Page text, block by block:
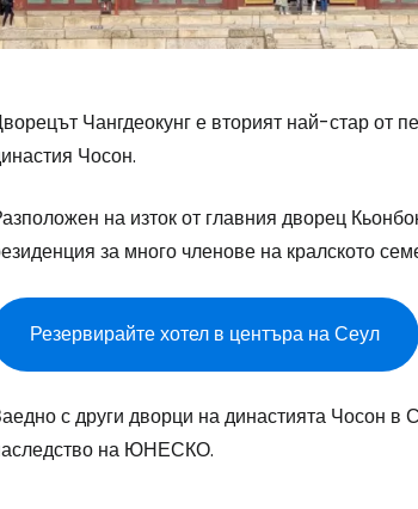
Чангдеокунг е вторият най-стар от
Чосон.
на изток от главния дворец
за много членове на кралското
Резервирайте хотел в центъра на Сеул
с други дворци на династията Чосон в
на ЮНЕСКО.